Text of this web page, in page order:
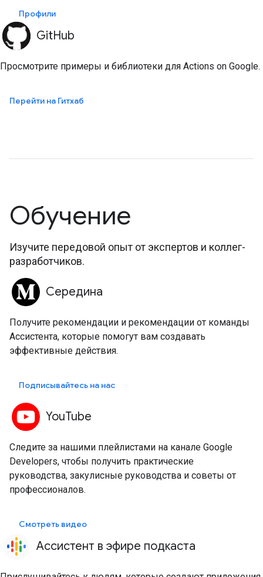
Профили
GitHub
Просмотрите примеры и библиотеки для Actions on Google.
Перейти на Гитхаб
Обучение
Изучите передовой опыт от экспертов и коллег-
разработчиков.
Середина
Получите рекомендации и рекомендации от команды
Ассистента, которые помогут вам создавать
эффективные действия.
Подписывайтесь на нас
YouTube
Следите за нашими плейлистами на канале Google
Developers, чтобы получить практические
руководства, закулисные руководства и советы от
профессионалов.
Смотреть видео
Ассистент в эфире подкаста